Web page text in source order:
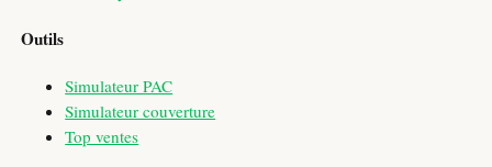
Outils
Simulateur PAC
Simulateur couverture
Top ventes